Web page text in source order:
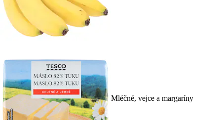
Mléčné, vejce a margaríny